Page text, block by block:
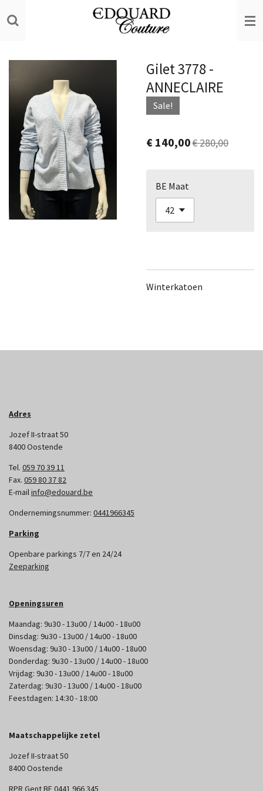
direct
Gilet 3778 -
ANNECLAIRE
Sale!
€ 140,00€ 280,00
BE Maat
Winterkatoen
Adres
Jozef II-straat 50
8400 Oostende
Tel. 059 70 39 11
Fax. 059 80 37 82
E-mailinfo@edouard.be
Ondernemingsnummer: 0441966345
Parking
Openbare parkings 7/7 en 24/24
Zeeparking
Openingsuren
Maandag: 9u30 - 13u00 / 14u00 - 18u00
Dinsdag: 9u30 - 13u00 / 14u00 - 18u00
Woensdag: 9u30 - 13u00 / 14u00 - 18u00
Donderdag: 9u30 - 13u00 / 14u00 - 18u00
Vrijdag: 9u30 - 13u00 / 14u00 - 18u00
Zaterdag: 9u30 - 13u00 / 14u00 - 18u00
Feestdagen: 14:30 - 18:00
Maatschappelijke zetel
Jozef II-straat 50
8400 Oostende
RPR Gent BE 0441 966 345